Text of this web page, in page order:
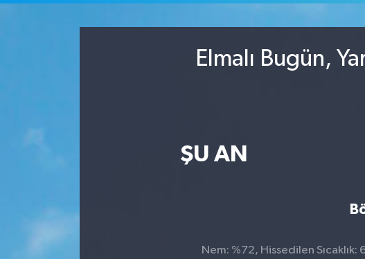
Elmalı Bugün,
ŞU AN
Nem: %72, Hissedilen Sıcaklık: